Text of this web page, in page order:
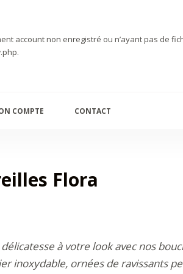
account non enregistré ou n’ayant pas de
COMPTE CONTACT
Flora
à votre look avec nos
inoxydable, ornées de ravissants